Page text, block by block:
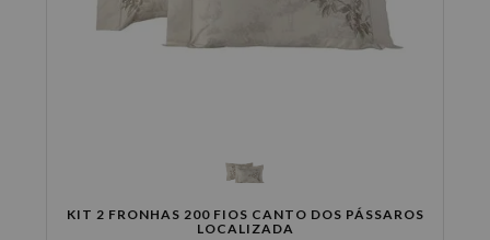
KIT 2 FRONHAS 200 FIOS CANTO DOS PÁSSAROS
LOCALIZADA